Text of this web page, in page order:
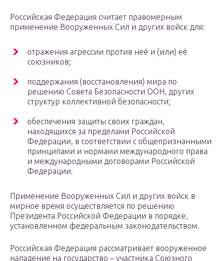
Российская Федерация считает правомерным
применение Вооруженных Сил и других войск для:
отражения агрессии против неё и (или) её
союзников;
поддержания (восстановления) мира по
решению Совета Безопасности ООН, других
структур коллективной безопасности;
обеспечения защиты своих граждан,
находящихся за пределами Российской
Федерации, в соответствии с общепризнанными
принципами и нормами международного права
и международными договорами Российской
Федерации.
Применение Вооруженных Сил и других войск в
мирное время осуществляется по решению
Президента Российской Федерации в порядке,
установленном федеральным законодательством.
Российская Федерация рассматривает вооруженное
нападение на государство – участника Союзного